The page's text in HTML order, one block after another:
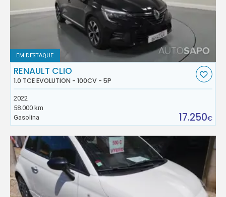
EM DESTAQUE
RENAULT CLIO
1.0 TCE EVOLUTION - 100CV - 5P
2022
58.000 km
Gasolina
17.250€